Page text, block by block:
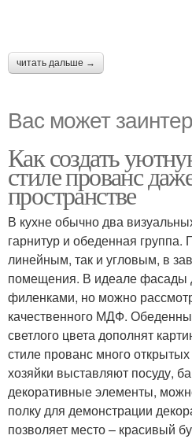
читать дальше →
Вас может
Как создать
стиле прованс
пространстве
В кухне обычно два
гарнитур и обеденная группа.
линейным, так и угловым, в
помещения. В идеале фасады
филенками, но можно
качественного МДФ.
светлого цвета дополнят
стиле прованс много
хозяйки выставляют посуду,
декоративные элементы,
полку для демонстрации
позволяет место – красивый